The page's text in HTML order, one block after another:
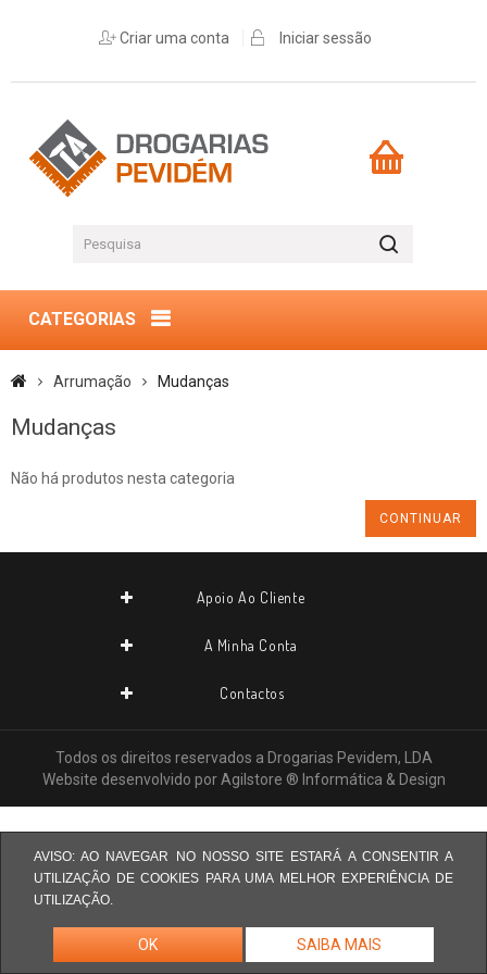
Criar uma conta Iniciar sessão
CATEGORIAS
Arrumação Mudanças
Mudanças
Não há produtos nesta categoria
CONTINUAR
AVISO: AO NAVEGAR NO NOSSO SITE ESTARÁ A CONSENTIR A
UTILIZAÇÃO DE COOKIES PARA UMA MELHOR EXPERIÊNCIA DE
UTILIZAÇÃO.
OK SAIBA MAIS
Apoio Ao Cliente
A Minha Conta
Contactos
Todos os direitos reservados a Drogarias Pevidem, LDA
Website desenvolvido por Agilstore ® Informática & Design